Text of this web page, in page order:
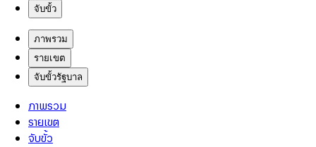
จับขั้ว
ภาพรวม
รายเขต
จับขั้วรัฐบาล
ภาพรวม
รายเขต
จับขั้ว